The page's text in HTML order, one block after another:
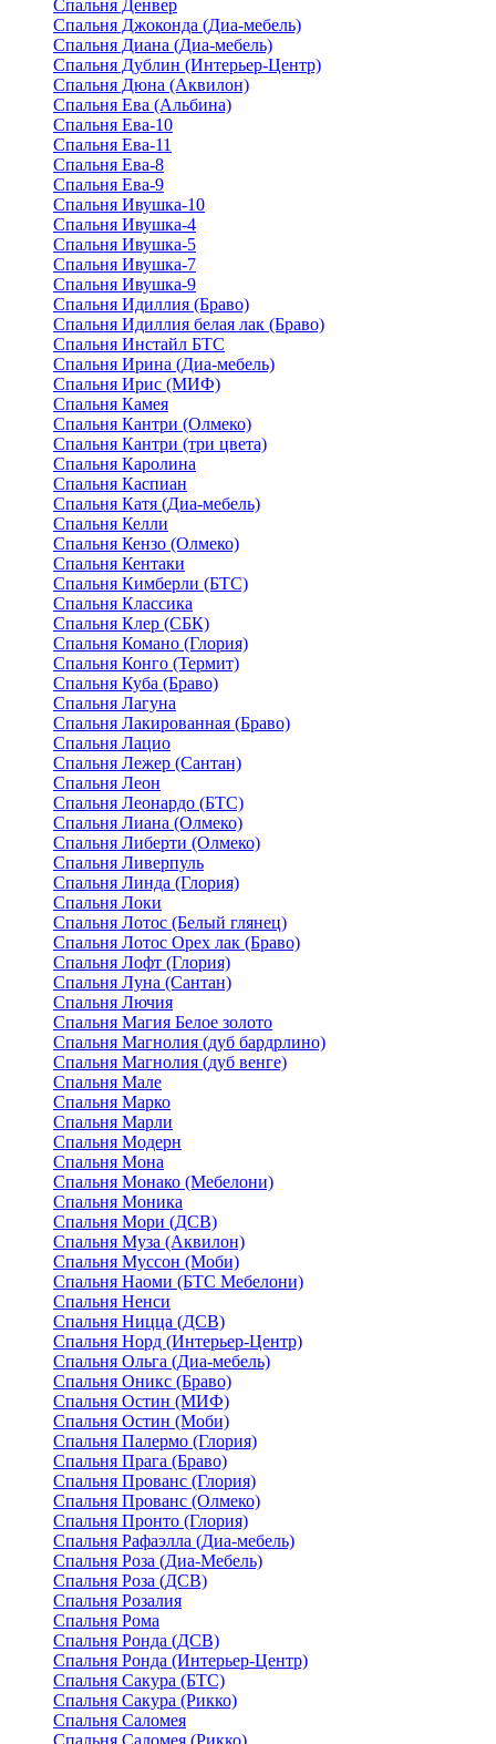
Спальня Денвер
Спальня Джоконда (Диа-мебель)
Спальня Диана (Диа-мебель)
Спальня Дублин (Интерьер-Центр)
Спальня Дюна (Аквилон)
Спальня Ева (Альбина)
Спальня Ева-10
Спальня Ева-11
Спальня Ева-8
Спальня Ева-9
Спальня Ивушка-10
Спальня Ивушка-4
Спальня Ивушка-5
Спальня Ивушка-7
Спальня Ивушка-9
Спальня Идиллия (Браво)
Спальня Идиллия белая лак (Браво)
Спальня Инстайл БТС
Спальня Ирина (Диа-мебель)
Спальня Ирис (МИФ)
Спальня Камея
Спальня Кантри (Олмеко)
Спальня Кантри (три цвета)
Спальня Каролина
Спальня Каспиан
Спальня Катя (Диа-мебель)
Спальня Келли
Спальня Кензо (Олмеко)
Спальня Кентаки
Спальня Кимберли (БТС)
Спальня Классика
Спальня Клер (СБК)
Спальня Комано (Глория)
Спальня Конго (Термит)
Спальня Куба (Браво)
Спальня Лагуна
Спальня Лакированная (Браво)
Спальня Лацио
Спальня Лежер (Сантан)
Спальня Леон
Спальня Леонардо (БТС)
Спальня Лиана (Олмеко)
Спальня Либерти (Олмеко)
Спальня Ливерпуль
Спальня Линда (Глория)
Спальня Локи
Спальня Лотос (Белый глянец)
Спальня Лотос Орех лак (Браво)
Спальня Лофт (Глория)
Спальня Луна (Сантан)
Спальня Лючия
Спальня Магия Белое золото
Спальня Магнолия (дуб бардрлино)
Спальня Магнолия (дуб венге)
Спальня Мале
Спальня Марко
Спальня Марли
Спальня Модерн
Спальня Мона
Спальня Монако (Мебелони)
Спальня Моника
Спальня Мори (ДСВ)
Спальня Муза (Аквилон)
Спальня Муссон (Моби)
Спальня Наоми (БТС Мебелони)
Спальня Ненси
Спальня Ницца (ДСВ)
Спальня Норд (Интерьер-Центр)
Спальня Ольга (Диа-мебель)
Спальня Оникс (Браво)
Спальня Остин (МИФ)
Спальня Остин (Моби)
Спальня Палермо (Глория)
Спальня Прага (Браво)
Спальня Прованс (Глория)
Спальня Прованс (Олмеко)
Спальня Пронто (Глория)
Спальня Рафаэлла (Диа-мебель)
Спальня Роза (Диа-Мебель)
Спальня Роза (ДСВ)
Спальня Розалия
Спальня Рома
Спальня Ронда (ДСВ)
Спальня Ронда (Интерьер-Центр)
Спальня Сакура (БТС)
Спальня Сакура (Рикко)
Спальня Саломея
Спальня Саломея (Рикко)